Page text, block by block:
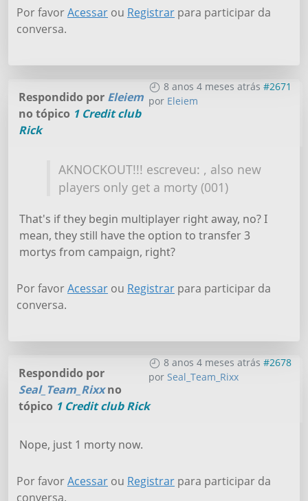
Por favorAcessar ou Registrar para participar da
conversa.
8 anos 4 meses atrás #2671
por Eleiem
Respondido por Eleiem
no tópico 1 Credit club
Rick
AKNOCKOUT!!! escreveu: , also new
players only get a morty (001)
That's if they begin multiplayer right away, no? I
mean, they still have the option to transfer 3
mortys from campaign, right?
Por favorAcessar ou Registrar para participar da
conversa.
8 anos 4 meses atrás #2678
por Seal_Team_Rixx
Respondido por
Seal_Team_Rixxno
tópico 1 Credit club Rick
Nope, just 1 morty now.
Por favorAcessar ou Registrar para participar da
conversa.